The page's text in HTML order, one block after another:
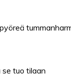
tuo tilaan